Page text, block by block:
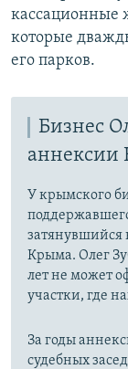
кассационные
которые
его парков.
Бизнес
аннексии
У крымского
затянувшийся
Крыма. Олег
лет не может
участки, где
За годы
судебных